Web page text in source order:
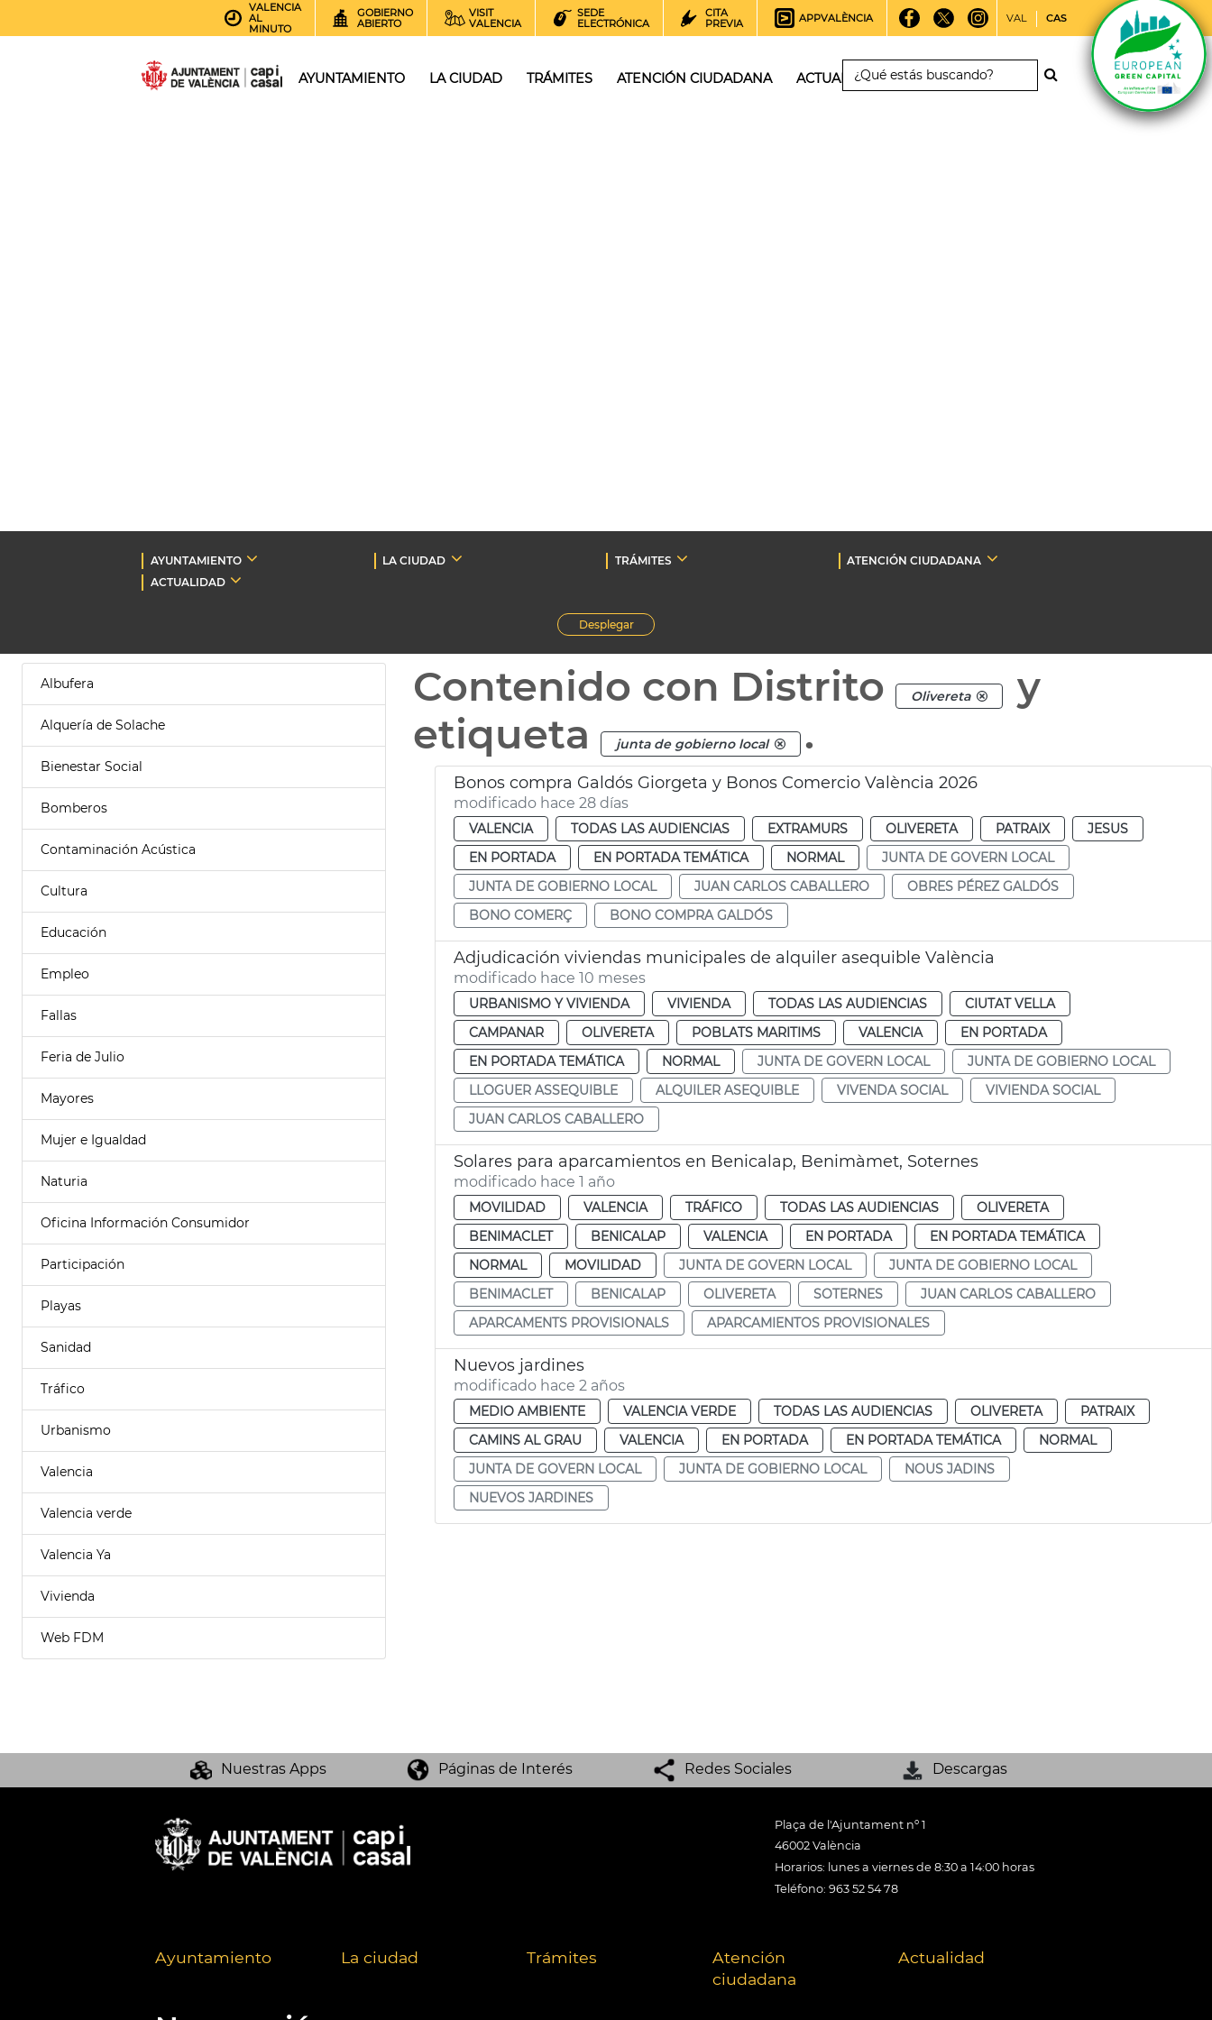
VALENCIA
AL
MINUTO
GOBIERNO
ABIERTO
VISIT
VALENCIA
SEDE
ELECTRÓNICA
CITA
PREVIA
APPVALÈNCIA VAL CAS
AYUNTAMIENTO LA CIUDAD TRÁMITES ATENCIÓN CIUDADANA ACTUALIDAD
AYUNTAMIENTO LA CIUDAD TRÁMITES
ATENCIÓN CIUDADANA
ACTUALIDAD
Desplegar
Albufera
Alquería de Solache
Bienestar Social
Bomberos
Contaminación Acústica
Cultura
Educación
Empleo
Fallas
Feria de Julio
Mayores
Mujer e Igualdad
Naturia
Oficina Información Consumidor
Participación
Playas
Sanidad
Tráfico
Urbanismo
Valencia
Valencia verde
Valencia Ya
Vivienda
Web FDM
Contenido con Distrito Olivereta
y
etiqueta
junta de gobierno local .
Bonos compra Galdós Giorgeta y Bonos Comercio València 2026
modificado hace 28 días
VALENCIA TODAS LAS AUDIENCIAS EXTRAMURS OLIVERETA PATRAIX
JESUS
EN PORTADA
EN PORTADA TEMÁTICA NORMAL
JUNTA DE GOVERN LOCAL
JUNTA DE GOBIERNO LOCAL
JUAN CARLOS CABALLERO
OBRES PÉREZ GALDÓS
BONO COMERÇ
BONO COMPRA GALDÓS
Adjudicación viviendas municipales de alquiler asequible València
modificado hace 10 meses
URBANISMO Y VIVIENDA VIVIENDA TODAS LAS AUDIENCIAS
CIUTAT VELLA
CAMPANAR
OLIVERETA POBLATS MARITIMS VALENCIA
EN PORTADA
EN PORTADA TEMÁTICA
NORMAL JUNTA DE GOVERN LOCAL
JUNTA DE GOBIERNO LOCAL
LLOGUER ASSEQUIBLE
ALQUILER ASEQUIBLE VIVENDA SOCIAL
VIVIENDA SOCIAL
JUAN CARLOS CABALLERO
Solares para aparcamientos en Benicalap, Benimàmet, Soternes
modificado hace 1 año
MOVILIDAD VALENCIA TRÁFICO TODAS LAS AUDIENCIAS
OLIVERETA
BENIMACLET
BENICALAP VALENCIA EN PORTADA
EN PORTADA TEMÁTICA
NORMAL
MOVILIDAD JUNTA DE GOVERN LOCAL
JUNTA DE GOBIERNO LOCAL
BENIMACLET
BENICALAP OLIVERETA SOTERNES
JUAN CARLOS CABALLERO
APARCAMENTS PROVISIONALS
APARCAMIENTOS PROVISIONALES
Nuevos jardines
modificado hace 2 años
MEDIO AMBIENTE VALENCIA VERDE TODAS LAS AUDIENCIAS OLIVERETA
PATRAIX
CAMINS AL GRAU
VALENCIA EN PORTADA EN PORTADA TEMÁTICA
NORMAL
JUNTA DE GOVERN LOCAL
JUNTA DE GOBIERNO LOCAL
NOUS JADINS
NUEVOS JARDINES
Nuestras Apps Páginas de Interés Redes Sociales Descargas
Plaça de l'Ajuntament nº 1
46002 València
Horarios: lunes a viernes de 8:30 a 14:00 horas
Teléfono: 963 52 54 78
Ayuntamiento La ciudad Trámites
Atención
ciudadana
Actualidad